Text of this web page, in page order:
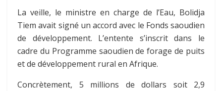
La veille, le ministre en charge de l’Eau, Bolidja
Tiem avait signé un accord avec le Fonds saoudien
de développement. L’entente s’inscrit dans le
cadre du Programme saoudien de forage de puits
et de développement rural en Afrique.
Concrètement, 5 millions de dollars soit 2,9